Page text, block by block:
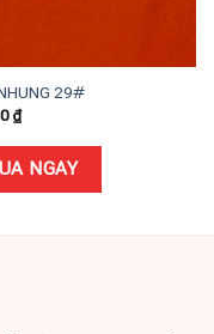
29#
₫
NGAY